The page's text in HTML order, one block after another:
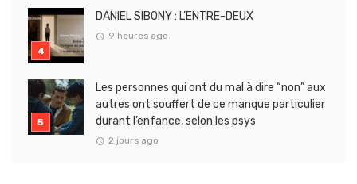
DANIEL SIBONY : L’ENTRE-DEUX
9 heures ago
Les personnes qui ont du mal à dire “non” aux
autres ont souffert de ce manque particulier
durant l’enfance, selon les psys
2 jours ago